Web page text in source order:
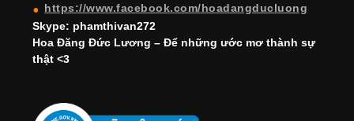
https://www.facebook.com/hoadangducluong
Skype: phamthivan272
Hoa Đăng Đức Lương – Để những ước mơ thành sự
thật <3